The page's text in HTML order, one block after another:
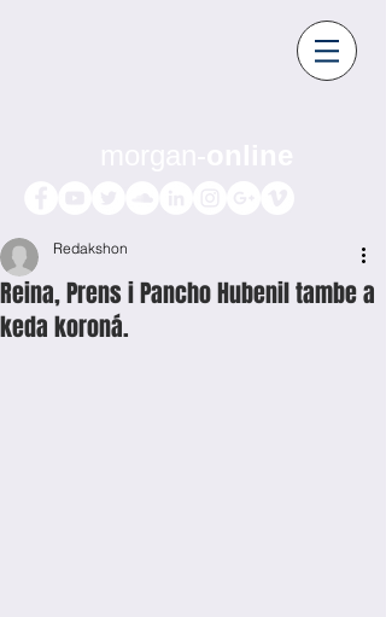
Reina, Prens i Pancho Hubenil tambe a
keda koroná.
Redakshon